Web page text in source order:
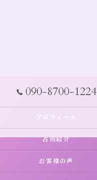
090-8700-1224
プロフィール
占術紹介
お客様の声